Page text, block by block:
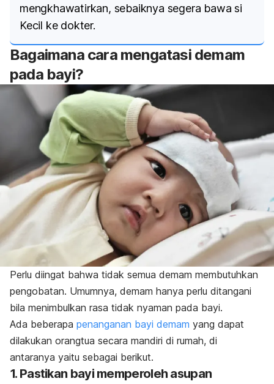
mengkhawatirkan, sebaiknya segera bawa si
Kecil ke dokter.
Bagaimana cara mengatasi demam
pada bayi?
Perlu diingat bahwa tidak semua demam membutuhkan
pengobatan. Umumnya, demam hanya perlu ditangani
bila menimbulkan rasa tidak nyaman pada bayi.
Ada beberapa penanganan bayi demam yang dapat
dilakukan orangtua secara mandiri di rumah, di
antaranya yaitu sebagai berikut.
1. Pastikan bayi memperoleh asupan